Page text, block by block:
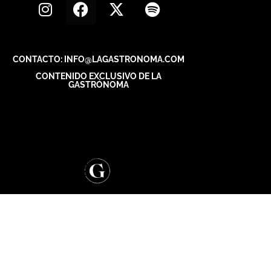
CONTACTO: INFO@LAGASTRONOMA.COM
CONTENIDO EXCLUSIVO DE LA
GASTRÓNOMA